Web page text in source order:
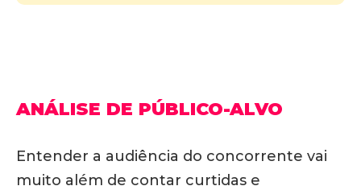
ANÁLISE DE PÚBLICO-ALVO
Entender a audiência do concorrente vai
muito além de contar curtidas e